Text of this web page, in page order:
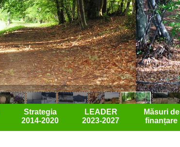
Strategia
2014-2020
LEADER
2023-2027
Măsuri de
finanțare